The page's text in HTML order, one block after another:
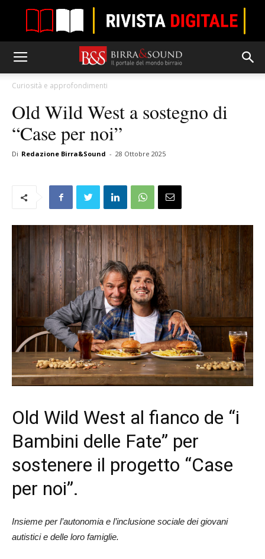
Curiosità e approfondimenti
Old Wild West a sostegno di
“Case per noi”
Di Redazione Birra&Sound - 28 Ottobre 2025
Old Wild West al fianco de “i
Bambini delle Fate” per
sostenere il progetto “Case
per noi”.
Insieme per l’autonomia e l’inclusione sociale dei giovani
autistici e delle loro famiglie.